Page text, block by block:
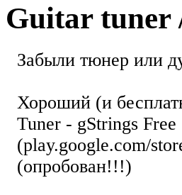
Guitar tuner
Забыли тюнер или
Хороший (и
Tuner - gStrings Free
(play.google.com/
(опробован!!!)